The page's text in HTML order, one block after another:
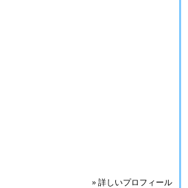
» 詳しいプロフィール